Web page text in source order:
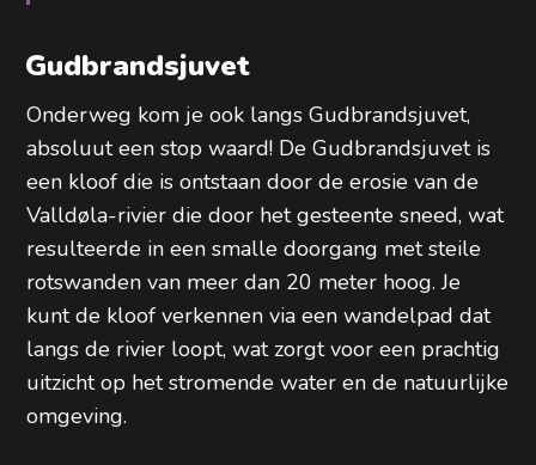
Gudbrandsjuvet
Onderweg kom je ook langs Gudbrandsjuvet,
absoluut een stop waard! De Gudbrandsjuvet is
een kloof die is ontstaan door de erosie van de
Valldøla-rivier die door het gesteente sneed, wat
resulteerde in een smalle doorgang met steile
rotswanden van meer dan 20 meter hoog. Je
kunt de kloof verkennen via een wandelpad dat
langs de rivier loopt, wat zorgt voor een prachtig
uitzicht op het stromende water en de natuurlijke
omgeving.